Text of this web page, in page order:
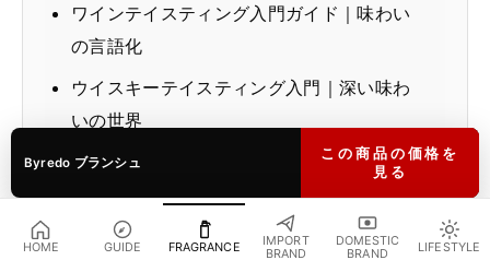
ワインテイスティング入門ガイド｜味わい
の言語化
ウイスキーテイスティング入門｜深い味わ
いの世界
Byredo ブランシュ
この商品の価格を
見る
HOME GUIDE FRAGRANCE
IMPORT
BRAND
DOMESTIC
BRAND
LIFESTYLE